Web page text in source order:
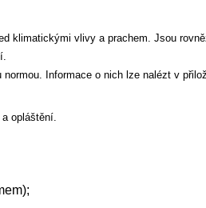
klimatickými vlivy a prachem. Jsou
Informace o nich lze nalézt v
opláštění.